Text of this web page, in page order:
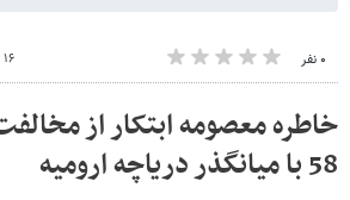
۰ نفر ۱۶ اسفند ۱۳۹۲ - ۰۷:۰۴
خاطره معصومه ابتکار از
58 با میانگذر دریاچه ارومیه